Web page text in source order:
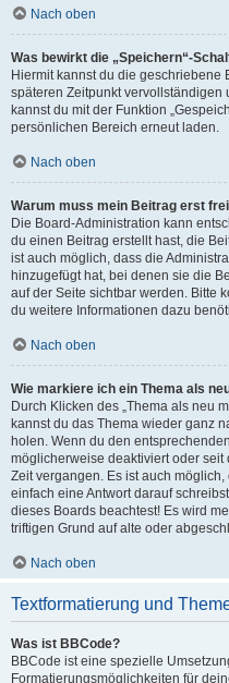
Nach oben
Was bewirkt die „Speichern“-
Hiermit kannst du die geschriebene
späteren Zeitpunkt
kannst du mit der Funktion
persönlichen Bereich erneut laden.
Nach oben
Warum muss mein Beitrag erst
Die Board-Administration kann
du einen Beitrag erstellt hast, die
ist auch möglich, dass die
hinzugefügt hat, bei denen sie die
auf der Seite sichtbar werden. Bitte
du weitere Informationen dazu
Nach oben
Wie markiere ich ein Thema als
Durch Klicken des „Thema als neu
kannst du das Thema wieder ganz
holen. Wenn du den
möglicherweise deaktiviert oder
Zeit vergangen. Es ist auch
einfach eine Antwort darauf
dieses Boards beachtest! Es wird
triftigen Grund auf alte oder
Nach oben
Textformatierung und
Was ist BBCode?
BBCode ist eine spezielle
Formatierungsmöglichkeiten für